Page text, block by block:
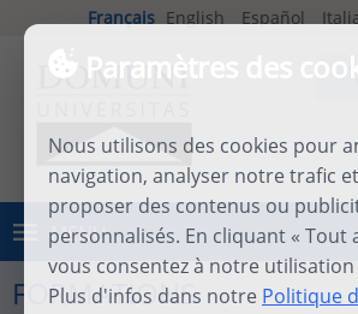
Paramètres des
Nous utilisons des cookies pour
navigation, analyser notre trafic
proposer des contenus ou
personnalisés. En cliquant « Tout
vous consentez à notre utilisation
Plus d'infos dans notre Politique
Français English Español
MENU
FORMATIONS